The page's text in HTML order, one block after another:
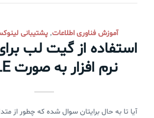
آموزش فناوری اطلاعات,پشتیبانی
استفاده از گیت لب
نرم افزار به صورت AGILE
آیا تا به حال برایتان سوال شده که چطور از